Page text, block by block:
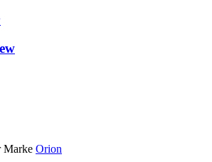
Marke Orion